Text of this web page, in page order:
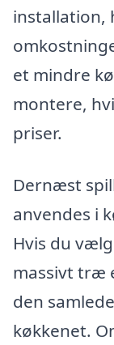
installation,
et mindre
montere,
priser.
Dernæst
anvendes i
Hvis du
massivt træ
den
køkkenet.